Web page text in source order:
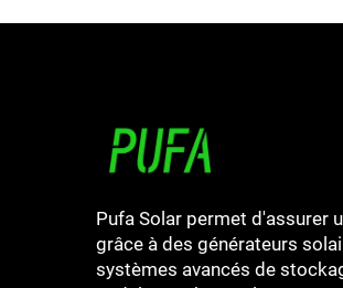
Pufa Solar permet d'assurer
grâce à des générateurs
systèmes avancés de